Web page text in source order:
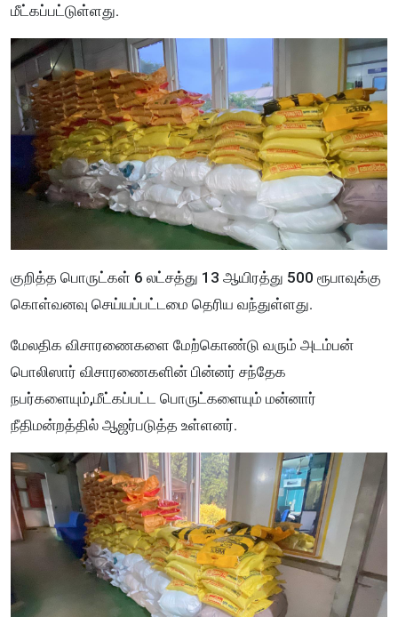
மீட்கப்பட்டுள்ளது.
குறித்த பொருட்கள் 6 லட்சத்து 13 ஆயிரத்து 500 ரூபாவுக்கு
கொள்வனவு செய்யப்பட்டமை தெரிய வந்துள்ளது.
மேலதிக விசாரணைகளை மேற்கொண்டு வரும் அடம்பன்
பொலிஸார் விசாரணைகளின் பின்னர் சந்தேக
நபர்களையும்,மீட்கப்பட்ட பொருட்களையும் மன்னார்
நீதிமன்றத்தில் ஆஜர்படுத்த உள்ளனர்.